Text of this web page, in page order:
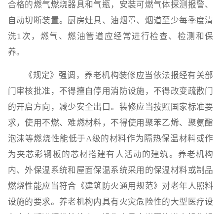
合格的燃气燃烧器具和气瓶，安装可燃气体探测报警、
自动切断装置。厨房灶具、油烟罩、烟道至少每季度清
洗1次，燃气、燃油管道应经常进行检查、检测和保
养。
《规定》强调，养老机构装修应当依法报经有关部
门审核批准，不得擅自停用消防设施，不得改变疏散门
的开启方向，减少安全出口。装修应当按照国家标准要
求，使用不燃、难燃材料，不得使用聚苯乙烯、聚氨酯
泡沫等燃烧性能低于A级的材料作为隔热保温材料或作
为夹芯彩钢板的芯材搭建有人活动的建筑。养老机构
内、外保温系统和屋面保温系统采用的保温材料或制品
燃烧性能应当符合《建筑防火通用规范》对老年人照料
设施的要求。养老机构内具有火灾危险性的大型医疗设